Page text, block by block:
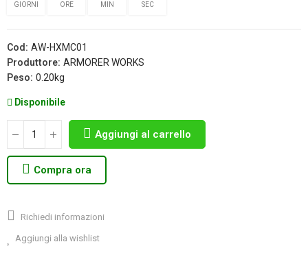
GIORNI ORE MIN SEC
Cod: AW-HXMC01
Produttore: ARMORER WORKS
Peso: 0.20kg
Disponibile
Aggiungi al carrello
Compra ora
Richiedi informazioni
Aggiungi alla wishlist